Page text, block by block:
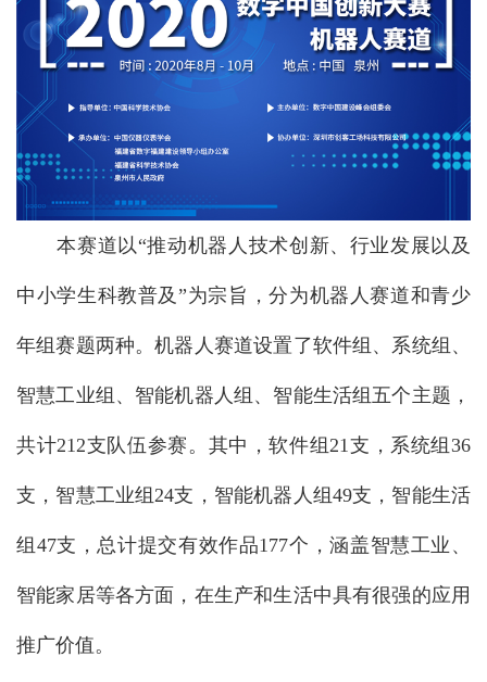
本赛道以“推动机器人技术创新、行业发展以及
中小学生科教普及”为宗旨，分为机器人赛道和青少
年组赛题两种。机器人赛道设置了软件组、系统组、
智慧工业组、智能机器人组、智能生活组五个主题，
共计212支队伍参赛。其中，软件组21支，系统组36
支，智慧工业组24支，智能机器人组49支，智能生活
组47支，总计提交有效作品177个，涵盖智慧工业、
智能家居等各方面，在生产和生活中具有很强的应用
推广价值。